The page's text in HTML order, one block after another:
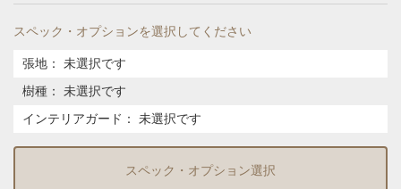
スペック・オプションを選択してください
張地 ：
未選択です
樹種 ：
未選択です
インテリアガード ： 未選択です
スペック・オプション選択